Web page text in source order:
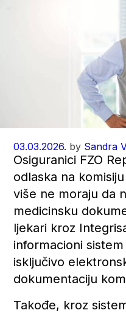
03.03.2026. by Sandra
Osiguranici FZO
odlaska na
više ne moraju da
medicinsku
ljekari kroz
informacioni
isključivo
dokumentaciju
Takođe, kroz